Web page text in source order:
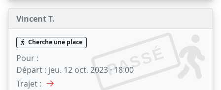
Vincent T.
PASSÉ
Cherche une place
Pour :
Départ : jeu. 12 oct. 2023 · 18:00
Trajet : →